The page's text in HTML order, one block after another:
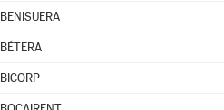
BENISUERA
BÉTERA
BICORP